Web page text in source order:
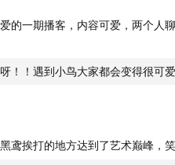
的很聪明吗？喜鹊和灰喜鹊有
鸟的鸣声、欣赏鸟的身影，才
的差异共同构成了自然世界
们习以为常的声音，正在讲述
的一期播客，内容可爱，两个人
！！遇到小鸟大家都会变得很可
鸢挨打的地方达到了艺术巅峰，